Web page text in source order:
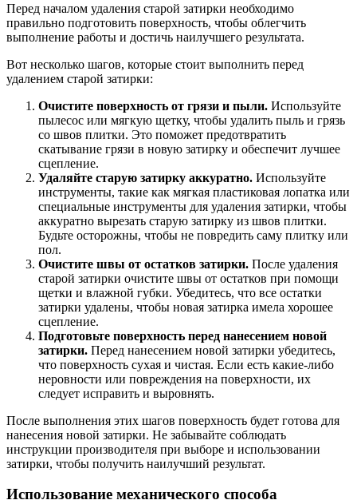
Перед началом удаления старой затирки необходимо
правильно подготовить поверхность, чтобы облегчить
выполнение работы и достичь наилучшего результата.
Вот несколько шагов, которые стоит выполнить перед
удалением старой затирки:
Очистите поверхность от грязи и пыли. Используйте
пылесос или мягкую щетку, чтобы удалить пыль и грязь
со швов плитки. Это поможет предотвратить
скатывание грязи в новую затирку и обеспечит лучшее
сцепление.
Удаляйте старую затирку аккуратно. Используйте
инструменты, такие как мягкая пластиковая лопатка или
специальные инструменты для удаления затирки, чтобы
аккуратно вырезать старую затирку из швов плитки.
Будьте осторожны, чтобы не повредить саму плитку или
пол.
Очистите швы от остатков затирки. После удаления
старой затирки очистите швы от остатков при помощи
щетки и влажной губки. Убедитесь, что все остатки
затирки удалены, чтобы новая затирка имела хорошее
сцепление.
Подготовьте поверхность перед нанесением новой
затирки. Перед нанесением новой затирки убедитесь,
что поверхность сухая и чистая. Если есть какие-либо
неровности или повреждения на поверхности, их
следует исправить и выровнять.
После выполнения этих шагов поверхность будет готова для
нанесения новой затирки. Не забывайте соблюдать
инструкции производителя при выборе и использовании
затирки, чтобы получить наилучший результат.
Использование механического способа